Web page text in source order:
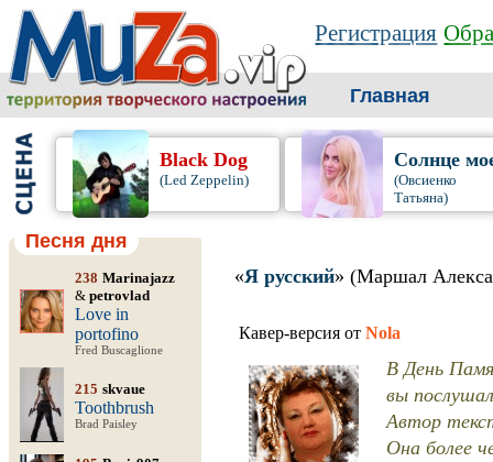
Регистрация
Главная
Black Dog
(Led Zeppelin)
Солнце
(Овсиенко
Татьяна)
Песня дня
238 Marinajazz
& petrovlad
Love in
portofino
Fred Buscaglione
215 skvaue
Toothbrush
Brad Paisley
«Я русский» (Маршал
Кавер-версия от Nola
В День
вы
Автор
Она более